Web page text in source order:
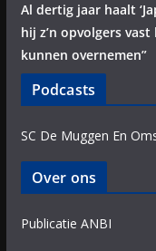
Al dertig jaar haalt
hij z’n opvolgers
kunnen overnemen”
Podcasts
SC De Muggen En
Over ons
Publicatie ANBI